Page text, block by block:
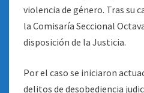
violencia de género. Tras su
la Comisaría Seccional
disposición de la Justicia.
Por el caso se iniciaron
delitos de desobediencia